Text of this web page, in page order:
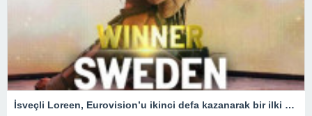
İsveçli Loreen, Eurovision’u ikinci defa kazanarak bir ilki gerçekleştirdi